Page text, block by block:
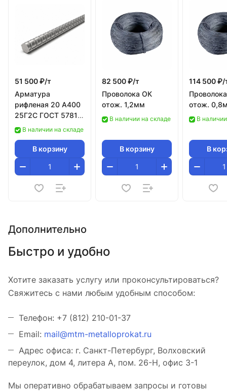
51 500 ₽/т
Арматура
рифленая 20 А400
25Г2С ГОСТ 5781-
82В наличии на складе
В корзину
82 500 ₽/т
Проволока ОК
отож. 1,2мм
В наличии на складе
В корзину
114 500 ₽/
отож.
В
В
Дополнительно
Быстро и удобно
Хотите заказать услугу или проконсультироваться?
Свяжитесь с нами любым удобным способом:
Телефон: +7 (812) 210-01-37
Email: mail@mtm-metalloprokat.ru
Адрес офиса: г. Санкт-Петербург, Волховский
переулок, дом 4, литера А, пом. 26-Н, офис 3-1
Мы оперативно обрабатываем запросы и готовы